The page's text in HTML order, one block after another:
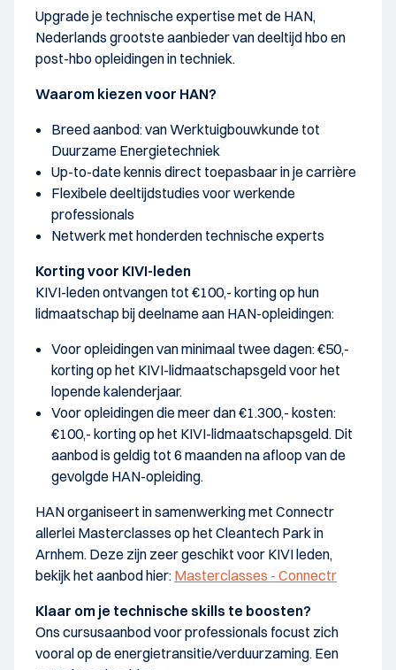
Upgrade je technische expertise met de HAN,
Nederlands grootste aanbieder van deeltijd hbo en
post-hbo opleidingen in techniek.
Waarom kiezen voor HAN?
Breed aanbod: van Werktuigbouwkunde tot
Duurzame Energietechniek
Up-to-date kennis direct toepasbaar in je carrière
Flexibele deeltijdstudies voor werkende
professionals
Netwerk met honderden technische experts
Korting voor KIVI-leden
KIVI-leden ontvangen tot €100,- korting op hun
lidmaatschap bij deelname aan HAN-opleidingen:
Voor opleidingen van minimaal twee dagen: €50,-
korting op het KIVI-lidmaatschapsgeld voor het
lopende kalenderjaar.
Voor opleidingen die meer dan €1.300,- kosten:
€100,- korting op het KIVI-lidmaatschapsgeld. Dit
aanbod is geldig tot 6 maanden na afloop van de
gevolgde HAN-opleiding.
HAN organiseert in samenwerking met Connectr
allerlei Masterclasses op het Cleantech Park in
Arnhem. Deze zijn zeer geschikt voor KIVI leden,
bekijk het aanbod hier: Masterclasses - Connectr
Klaar om je technische skills te boosten?
Ons cursusaanbod voor professionals focust zich
vooral op de energietransitie/verduurzaming. Een